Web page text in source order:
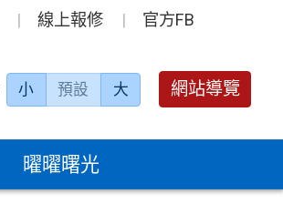
線上報修 官方FB
小 預設 大 網站導覽
曜曜曙光